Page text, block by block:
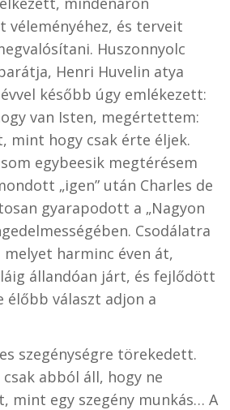
véleményéhez, és terveit
Huszonnyolc
Henri Huvelin atya
később úgy emlékezett:
van Isten, megértettem:
mint hogy csak érte éljek.
egybeesik megtérésem
„igen” után Charles de
gyarapodott a „Nagyon
Csodálatra
harminc éven át,
állandóan járt, és fejlődött
élőbb választ adjon a
szegénységre törekedett.
abból áll, hogy ne
mint egy szegény munkás… A